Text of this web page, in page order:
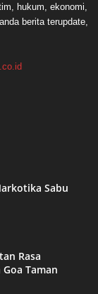
hukum, ekonomi,
berita terupdate,
Sabu
Rasa
Taman